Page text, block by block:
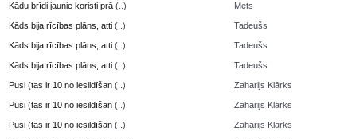
Kādu brīdi jaunie koristi prā (..) Mets
Kāds bija rīcības plāns, atti (..) Tadeušs
Kāds bija rīcības plāns, atti (..) Tadeušs
Kāds bija rīcības plāns, atti (..) Tadeušs
Pusi (tas ir 10 no iesildīšan (..) Zaharijs Klārks
Pusi (tas ir 10 no iesildīšan (..) Zaharijs Klārks
Pusi (tas ir 10 no iesildīšan (..) Zaharijs Klārks